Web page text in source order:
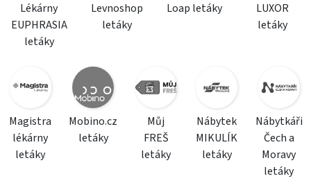
Lékárny
EUPHRASIA
letáky
Levnoshop
letáky
Loap letáky
LUXOR
letáky
Magistra
lékárny
letáky
Mobino.cz
letáky
Můj
FREŠ
letáky
Nábytek
MIKULÍK
letáky
Nábytkáři
Čech a
Moravy
letáky